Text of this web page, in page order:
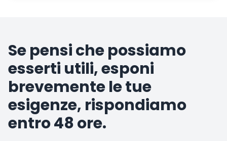
Se pensi che possiamo
esserti utili, esponi
brevemente le tue
esigenze, rispondiamo
entro 48 ore.